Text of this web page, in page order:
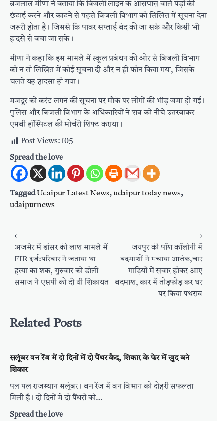
ब्रजलाल मीणा ने बताया कि बिजली लाइन के आसपास वाले पेड़ों की
छंटाई करने और काटने से पहले बिजली विभाग को लिखित में सूचना देना
जरूरी होता है। जिससे कि पावर सप्लाई बंद की जा सके और किसी भी
हादसे से बचा जा सके।
मीणा ने कहा कि इस मामले में स्कूल प्रबंधन की ओर से बिजली विभाग
को न तो लिखित में कोई सूचना दी और न ही फोन किया गया, जिसके
चलते यह हादसा हो गया।
मजदूर को करंट लगने की सूचना पर मौके पर लोगों की भीड़ जमा हो गई।
पुलिस और बिजली विभाग के अधिकारियों ने शव को नीचे उतरवाकर
एमबी हॉस्पिटल की मोर्चरी शिफ्ट कराया।
Post Views: 105
Spread the love
TaggedUdaipur Latest News,udaipur today news,
udaipurnews
Post
navigation
⟵
अजमेर में डांसर की लाश मामले में
FIR दर्ज:परिवार ने जताया था
हत्या का शक, गुरुवार को डोली
समाज ने एसपी को दी थी शिकायत
जयपुर की पॉश कॉलोनी में
बदमाशों ने मचाया आतंक,चार
गाड़ियों में सवार होकर आए
बदमाश, कार में तोड़फोड़ कर घर
पर किया पथराव
⟶
Related Posts
सलूंबर वन रेंज में दो दिनों में दो पैंथर कैद, शिकार के फेर में खुद बने
शिकार
पल पल राजस्थान सलूंबर। वन रेंज में वन विभाग को दोहरी सफलता
मिली है। दो दिनों में दो पैंथरों को…
Spread the love